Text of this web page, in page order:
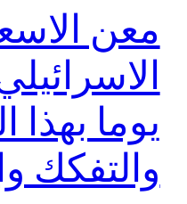
معن
يوما
والتفكك